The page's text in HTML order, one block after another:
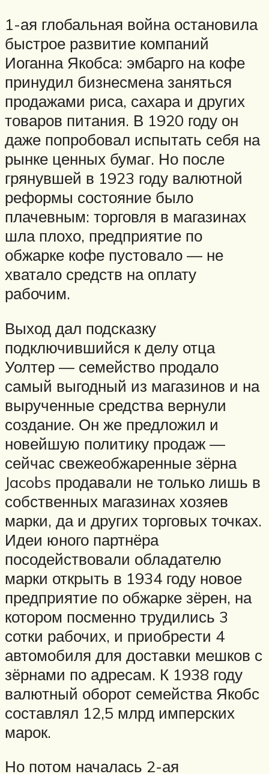
1-ая глобальная война остановила
быстрое развитие компаний
Иоганна Якобса: эмбарго на кофе
принудил бизнесмена заняться
продажами риса, сахара и других
товаров питания. В 1920 году он
даже попробовал испытать себя на
рынке ценных бумаг. Но после
грянувшей в 1923 году валютной
реформы состояние было
плачевным: торговля в магазинах
шла плохо, предприятие по
обжарке кофе пустовало — не
хватало средств на оплату
рабочим.
Выход дал подсказку
подключившийся к делу отца
Уолтер — семейство продало
самый выгодный из магазинов и на
вырученные средства вернули
создание. Он же предложил и
новейшую политику продаж —
сейчас свежеобжаренные зёрна
Jacobs продавали не только лишь в
собственных магазинах хозяев
марки, да и других торговых точках.
Идеи юного партнёра
посодействовали обладателю
марки открыть в 1934 году новое
предприятие по обжарке зёрен, на
котором посменно трудились 3
сотки рабочих, и приобрести 4
автомобиля для доставки мешков с
зёрнами по адресам. К 1938 году
валютный оборот семейства Якобс
составлял 12,5 млрд имперских
марок.
Но потом началась 2-ая